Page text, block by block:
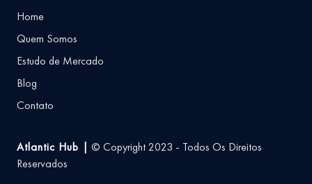
Home
Quem Somos
Estudo de Mercado
Blog
Contato
Atlantic Hub |
© Copyright 2023 - Todos Os Direitos
Reservados